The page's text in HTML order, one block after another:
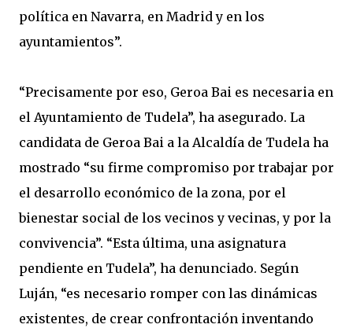
política en Navarra, en Madrid y en los
ayuntamientos”.
“Precisamente por eso, Geroa Bai es necesaria en
el Ayuntamiento de Tudela”, ha asegurado. La
candidata de Geroa Bai a la Alcaldía de Tudela ha
mostrado “su firme compromiso por trabajar por
el desarrollo económico de la zona, por el
bienestar social de los vecinos y vecinas, y por la
convivencia”. “Esta última, una asignatura
pendiente en Tudela”, ha denunciado. Según
Luján, “es necesario romper con las dinámicas
existentes, de crear confrontación inventando